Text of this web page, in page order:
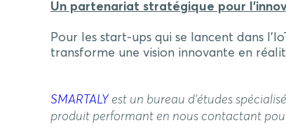
Un partenariat stratégique pour
Pour les start-ups qui se lancent dans
transforme une vision innovante en
SMARTALY est un bureau d’études
produit performant en nous contactant